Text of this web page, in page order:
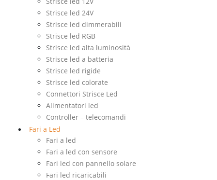
Strisce led 24V
Strisce led dimmerabili
Strisce led RGB
Strisce led alta luminosità
Strisce led a batteria
Strisce led rigide
Strisce led colorate
Connettori Strisce Led
Alimentatori led
Controller – telecomandi
Fari a Led
Fari a led
Fari a led con sensore
Fari led con pannello solare
Fari led ricaricabili